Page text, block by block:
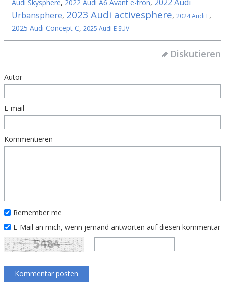
Audi Skysphere, 2022 Audi A6 Avant e-tron,
Urbansphere, 2023 Audi activesphere, 2024 Audi E,
2025 Audi Concept C, 2025 Audi E SUV
Diskutieren
Autor
E-mail
Kommentieren
Remember me
E-Mail an mich, wenn jemand antworten auf diesen kommentar